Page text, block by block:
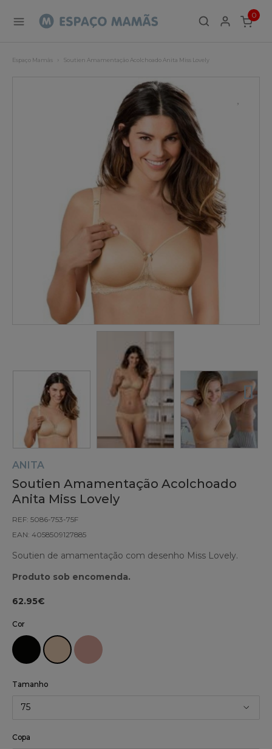
0
ITEMS
Espaço Mamãs Soutien Amamentação Acolchoado Anita Miss Lovely
ANITA
Soutien Amamentação Acolchoado
Anita Miss Lovely
REF: 5086-753-75F
EAN: 4058509127885
Soutien de amamentação com desenho Miss Lovely.
Produto sob encomenda.
62.95€
Cor
Tamanho
75
Copa